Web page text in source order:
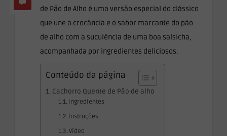
de Pão de Alho é uma versão especial do clássico
que une a crocância e o sabor marcante do pão
de alho com a suculência de uma boa salsicha,
acompanhada por ingredientes deliciosos.
Conteúdo da página
Cachorro Quente de Pão de alho
Ingredientes
Instruções
Vídeo